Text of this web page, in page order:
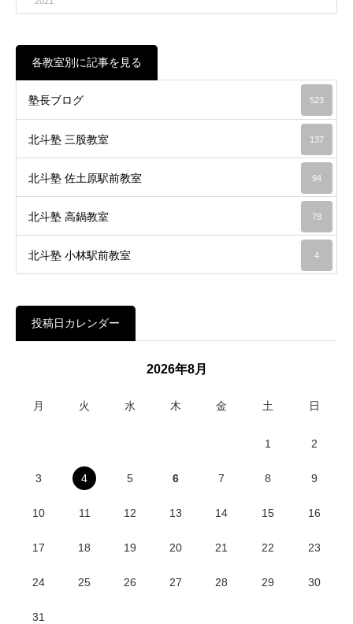
各教室別に記事を見る
塾長ブログ 523
北斗塾 三股教室 137
北斗塾 佐土原駅前教室 94
北斗塾 高鍋教室 78
北斗塾 小林駅前教室 4
投稿日カレンダー
2026年8月
月 火 水 木 金 土 日
1 2
3 4 5 6 7 8 9
10 11 12 13 14 15 16
17 18 19 20 21 22 23
24 25 26 27 28 29 30
31